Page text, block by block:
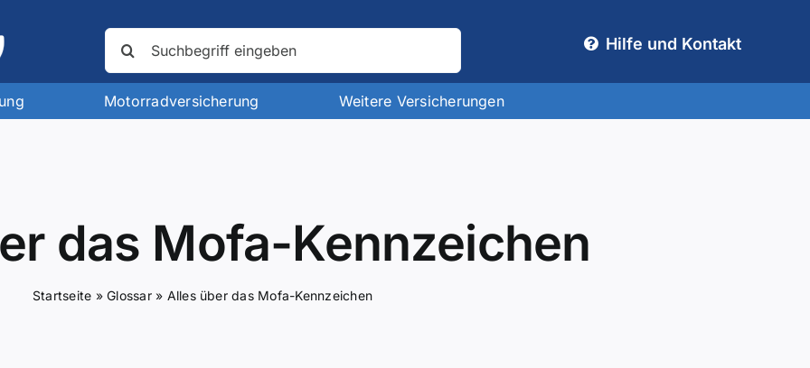
nach:
Hilfe und Kontakt
Motorradversicherung Weitere Versicherungen
das Mofa-Kennzeichen
Startseite »Glossar» Alles über das Mofa-Kennzeichen